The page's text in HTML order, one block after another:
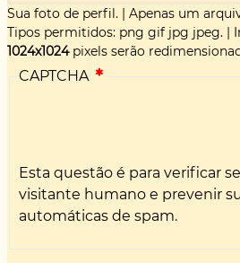
Sua foto de perfil. | Apenas um
Tipos permitidos: png gif jpg jpeg. |
1024x1024pixels serão
CAPTCHA
Esta questão é para verificar
visitante humano e prevenir
automáticas de spam.